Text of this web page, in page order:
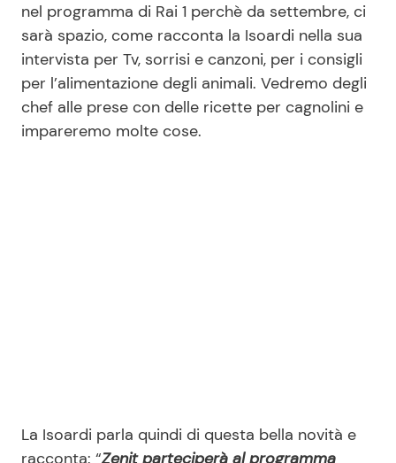
Festività Ricette per Bambini
Seguici
nel programma di Rai 1 perchè da settembre, ci
sarà spazio, come racconta la Isoardi nella sua
intervista per Tv, sorrisi e canzoni, per i consigli
per l’alimentazione degli animali. Vedremo degli
chef alle prese con delle ricette per cagnolini e
impareremo molte cose.
La Isoardi parla quindi di questa bella novità e